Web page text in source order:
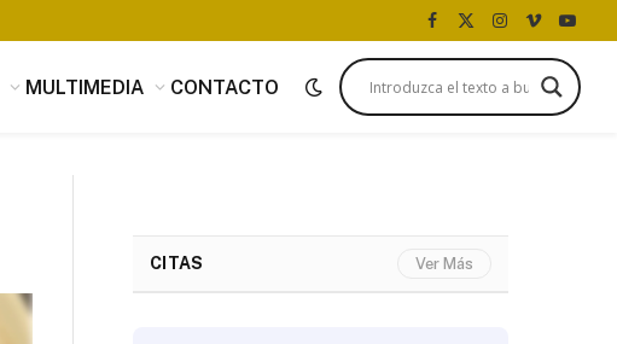
Facebook
X
(Twitter)
Instagram
Vimeo
MULTIMEDIA CONTACTO
CITAS Ver Más